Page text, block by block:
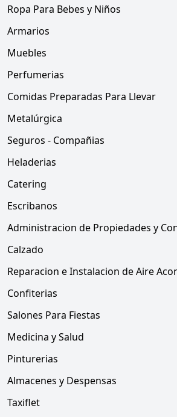
Ropa Para Bebes y Niños
Armarios
Muebles
Perfumerias
Comidas Preparadas Para Llevar
Metalúrgica
Seguros - Compañias
Heladerias
Catering
Escribanos
Administracion de Propiedades y
Calzado
Reparacion e Instalacion de Aire
Confiterias
Salones Para Fiestas
Medicina y Salud
Pinturerias
Almacenes y Despensas
Taxiflet